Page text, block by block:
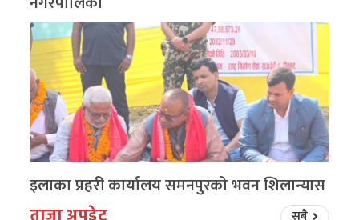
इलाका प्रहरी कार्यालय समनपुरको भवन शिलान्यास